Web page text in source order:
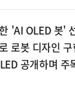
'AI OLED 봇'
로봇 디자인 구
공개하며 주